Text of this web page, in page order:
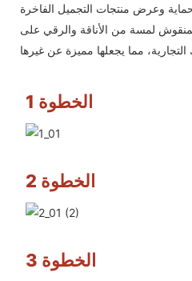
وعرض منتجات التجميل الفاخرة
لمسة من الأناقة والرقي على
الخطوة 1
الخطوة 2
الخطوة 3